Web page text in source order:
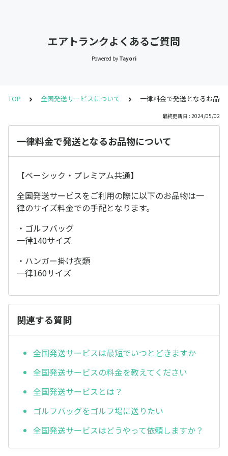
エアトランクよくあるご質問
Powered by Tayori
TOP 全国発送サービスについて 一律料金で発送となるお品
最終更新日 : 2024/05/02
一律料金で発送となるお品物について
【ベーシック・プレミアム共通】
全国発送サービスをご利用の際に以下のお品物は一
律のサイズ料金での手配となります。
・ゴルフバッグ
一律140サイズ
・ハンガー掛け衣類
一律160サイズ
関連する質問
全国発送サービスは最短でいつとどきますか
全国発送サービスの料金を教えてください
全国発送サービスとは？
ゴルフバッグをゴルフ場に送りたい
全国発送サービスはどうやって依頼しますか？